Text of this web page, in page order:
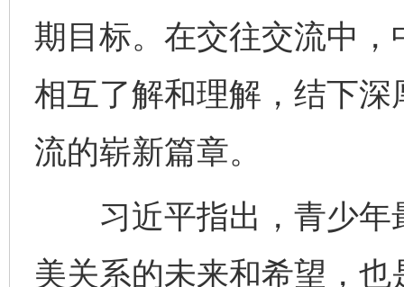
期目标。在交往交流中
相互了解和理解，结下
流的崭新篇章。
习近平指出，青少年
美关系的未来和希望，
这是一记警钟！ 谢